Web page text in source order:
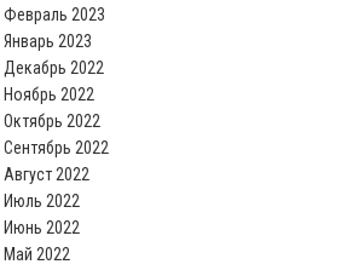
Февраль 2023
Январь 2023
Декабрь 2022
Ноябрь 2022
Октябрь 2022
Сентябрь 2022
Август 2022
Июль 2022
Июнь 2022
Май 2022